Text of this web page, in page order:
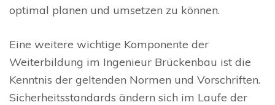
optimal planen und umsetzen zu können.
Eine weitere wichtige Komponente der
Weiterbildung im Ingenieur Brückenbau ist die
Kenntnis der geltenden Normen und Vorschriften.
Sicherheitsstandards ändern sich im Laufe der